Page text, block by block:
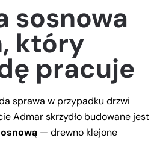
sosnowa
który
pracuje
sprawa w przypadku drzwi
Admar skrzydło budowane jest
— drewno klejone